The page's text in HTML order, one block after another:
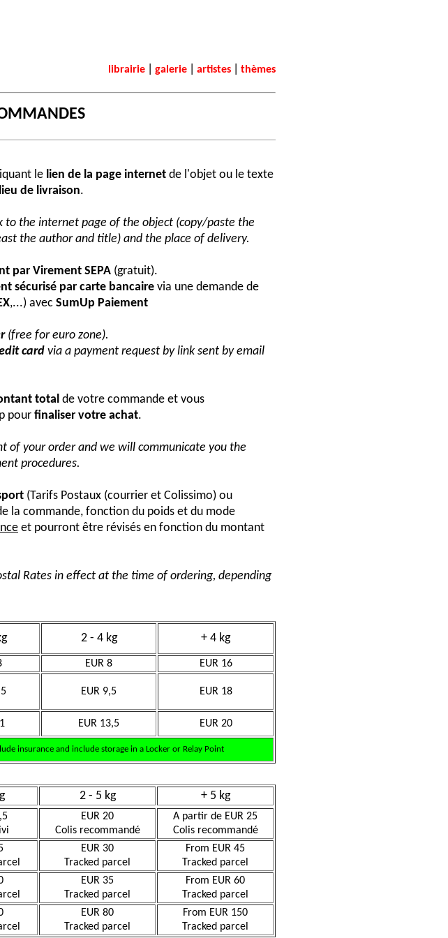
librairie galerie artistes thèmes
le lien de la page internet de l'objet ou le texte
lieu de livraison.
to the internet page of the object (copy/paste the
the author and title) and the place of delivery.
par Virement SEPA (gratuit).
sécurisé par carte bancaire via une demande de
,...) avec SumUp Paiement
(free for euro zone).
card via a payment request by link sent by email
total de votre commande et vous
pour finaliser votre achat.
of your order and we will communicate you the
procedures.
(Tarifs Postaux (courrier et Colissimo) ou
la commande, fonction du poids et du mode
et pourront être révisés en fonction du montant
Rates in effect at the time of ordering, depending
2 - 4 kg + 4 kg
EUR 8 EUR 16
EUR 9,5 EUR 18
EUR 13,5 EUR 20
insurance and include storage in a Locker or Relay Point
2 - 5 kg + 5 kg
EUR 20
Colis recommandé
A partir de EUR 25
Colis recommandé
EUR 30
Tracked parcel
From EUR 45
Tracked parcel
EUR 35
Tracked parcel
From EUR 60
Tracked parcel
EUR 80
Tracked parcel
From EUR 150
Tracked parcel